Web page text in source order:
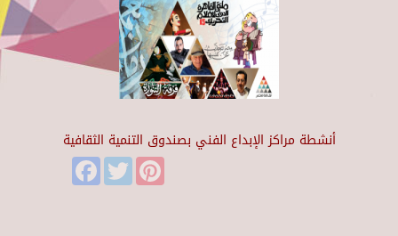
أنشطة مراكز الإبداع الفني بصندوق التنمية الثقافية
FacebookTwitter